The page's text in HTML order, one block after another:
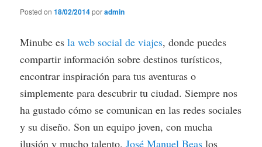
Posted on18/02/2014poradmin
Minube esla web social de viajes, donde puedes
compartir información sobre destinos turísticos,
encontrar inspiración para tus aventuras o
simplemente para descubrir tu ciudad. Siempre nos
ha gustado cómo se comunican en las redes sociales
y su diseño. Son un equipo joven, con mucha
ilusión y mucho talento. José Manuel Beas los